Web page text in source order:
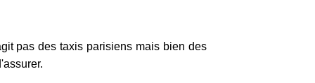
pas des taxis parisiens mais bien des